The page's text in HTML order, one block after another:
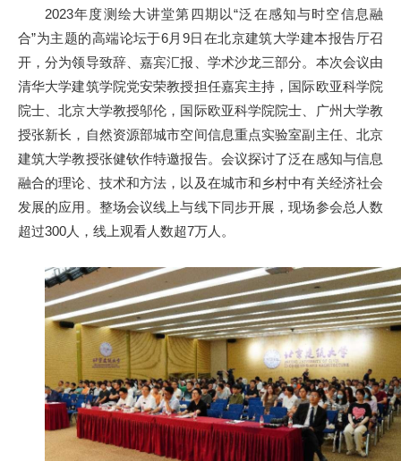
2023年度测绘大讲堂第四期以“泛在感知与时空信息融
合”为主题的高端论坛于6月9日在北京建筑大学建本报告厅召
开，分为领导致辞、嘉宾汇报、学术沙龙三部分。本次会议由
清华大学建筑学院党安荣教授担任嘉宾主持，国际欧亚科学院
院士、北京大学教授邬伦，国际欧亚科学院院士、广州大学教
授张新长，自然资源部城市空间信息重点实验室副主任、北京
建筑大学教授张健钦作特邀报告。会议探讨了泛在感知与信息
融合的理论、技术和方法，以及在城市和乡村中有关经济社会
发展的应用。整场会议线上与线下同步开展，现场参会总人数
超过300人，线上观看人数超7万人。